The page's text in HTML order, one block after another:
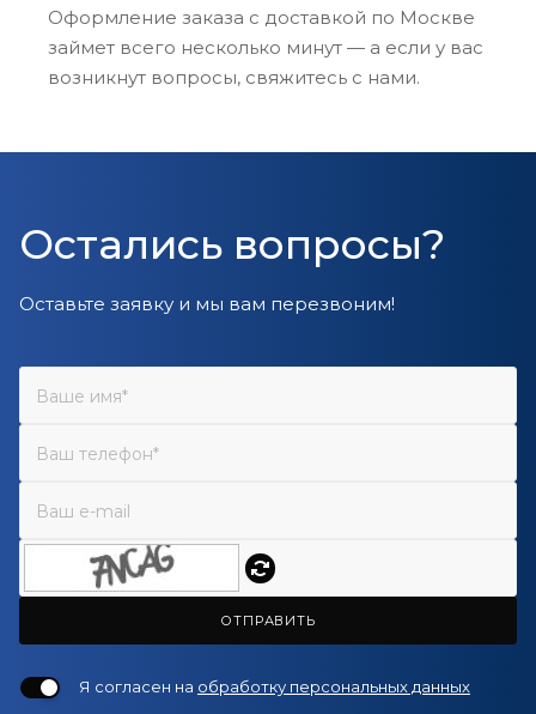
Оформление заказа с доставкой по Москве
займет всего несколько минут — а если у вас
возникнут вопросы, свяжитесь с нами.
Остались вопросы?
Оставьте заявку и мы вам перезвоним!
ОТПРАВИТЬ
Я согласен на обработку персональных данных